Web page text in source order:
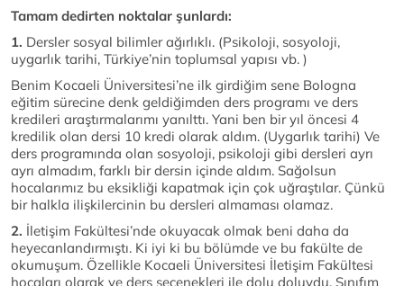
Tamam dedirten noktalar şunlardı:
1. Dersler sosyal bilimler ağırlıklı. (Psikoloji, sosyoloji,
uygarlık tarihi, Türkiye’nin toplumsal yapısı vb. )
Benim Kocaeli Üniversitesi’ne ilk girdiğim sene Bologna
eğitim sürecine denk geldiğimden ders programı ve ders
kredileri araştırmalarımı yanılttı. Yani ben bir yıl öncesi 4
kredilik olan dersi 10 kredi olarak aldım. (Uygarlık tarihi) Ve
ders programında olan sosyoloji, psikoloji gibi dersleri ayrı
ayrı almadım, farklı bir dersin içinde aldım. Sağolsun
hocalarımız bu eksikliği kapatmak için çok uğraştılar. Çünkü
bir halkla ilişkilercinin bu dersleri almaması olamaz.
2. İletişim Fakültesi’nde okuyacak olmak beni daha da
heyecanlandırmıştı. Ki iyi ki bu bölümde ve bu fakülte de
okumuşum. Özellikle Kocaeli Üniversitesi İletişim Fakültesi
hocaları olarak ve ders seçenekleri ile dolu doluydu. Sınıfım